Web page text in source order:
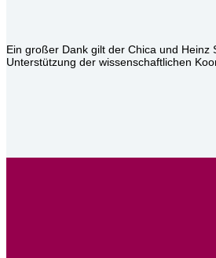
Ein großer Dank gilt der Chica und Heinz
Unterstützung der wissenschaftlichen